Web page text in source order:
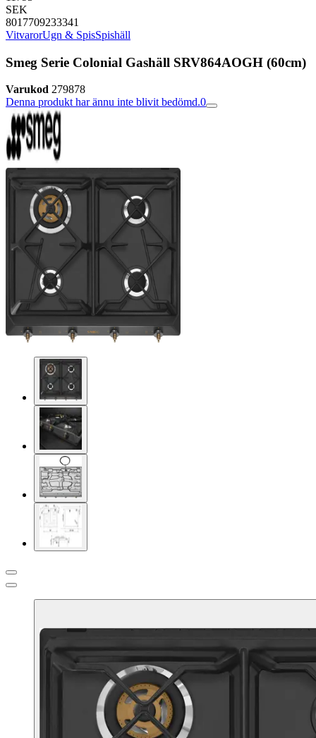
SEK
8017709233341
VitvarorUgn & SpisSpishäll
Smeg Serie Colonial Gashäll SRV864AOGH (60cm)
Varukod 279878
Denna produkt har ännu inte blivit bedömd.0